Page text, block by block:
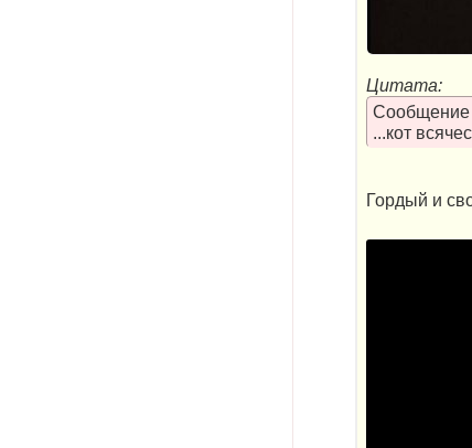
Цитата:
Сообщение
...кот
Гордый и